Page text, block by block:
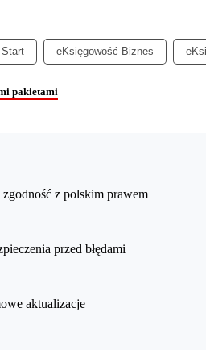
eKsięgowość Biznes
pakietami
zgodność z polskim prawem
przed błędami
aktualizacje